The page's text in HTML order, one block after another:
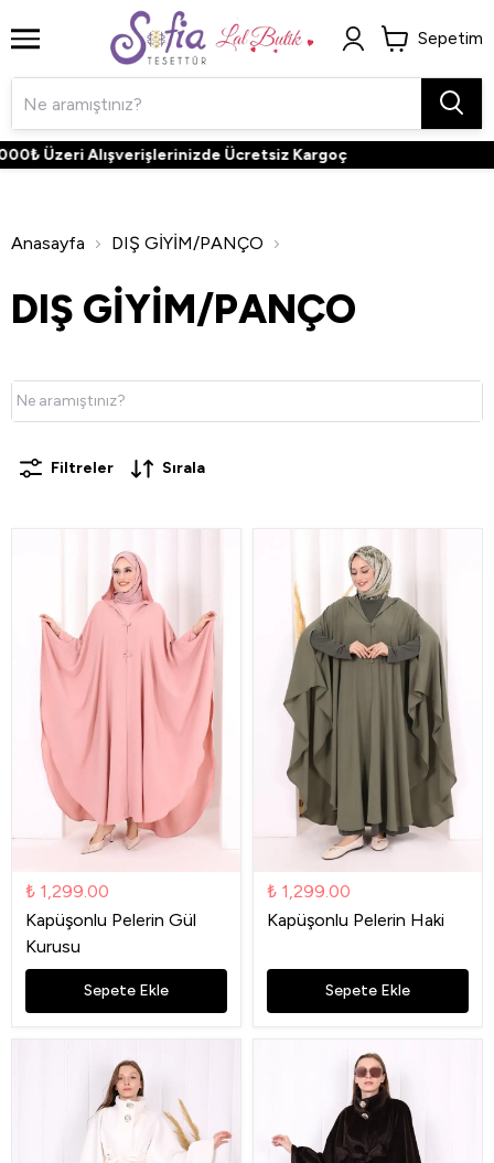
Sepetim
Alışverişlerinizde Ücretsiz Kargoç
Anasayfa DIŞ GİYİM/PANÇO
DIŞ GİYİM/PANÇO
Filtreler Sırala
₺ 1,299.00
Kapüşonlu Pelerin Gül
Kurusu
Sepete Ekle
₺ 1,299.00
Kapüşonlu Pelerin Haki
Sepete Ekle